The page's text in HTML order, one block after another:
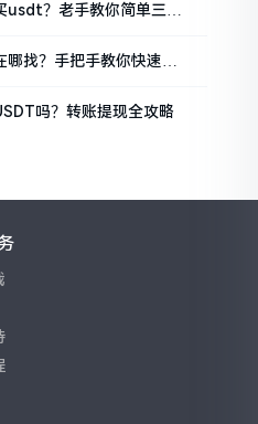
usdt？老手教你简单三步
找？手把手教你快速查
吗？转账提现全攻略